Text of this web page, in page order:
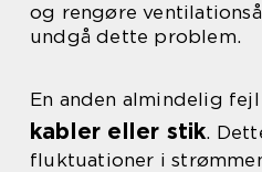
og rengøre
undgå dette problem.
En anden almindelig
kabler eller stik.
fluktuationer i